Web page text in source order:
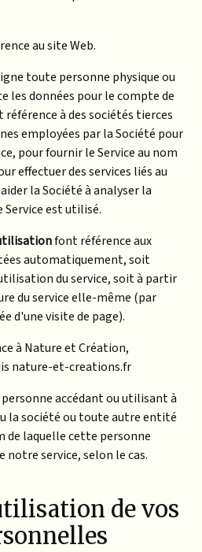
au site Web.
toute personne physique ou
les données pour le compte de
référence à des sociétés tierces
employées par la Société pour
pour fournir le Service au nom
effectuer des services liés au
la Société à analyser la
est utilisé.
font référence aux
automatiquement, soit
du service, soit à partir
du service elle-même (par
d'une visite de page).
à Nature et Création,
nature-et-creations.fr
accédant ou utilisant à
la société ou toute autre entité
de laquelle cette personne
notre service, selon le cas.
de vos